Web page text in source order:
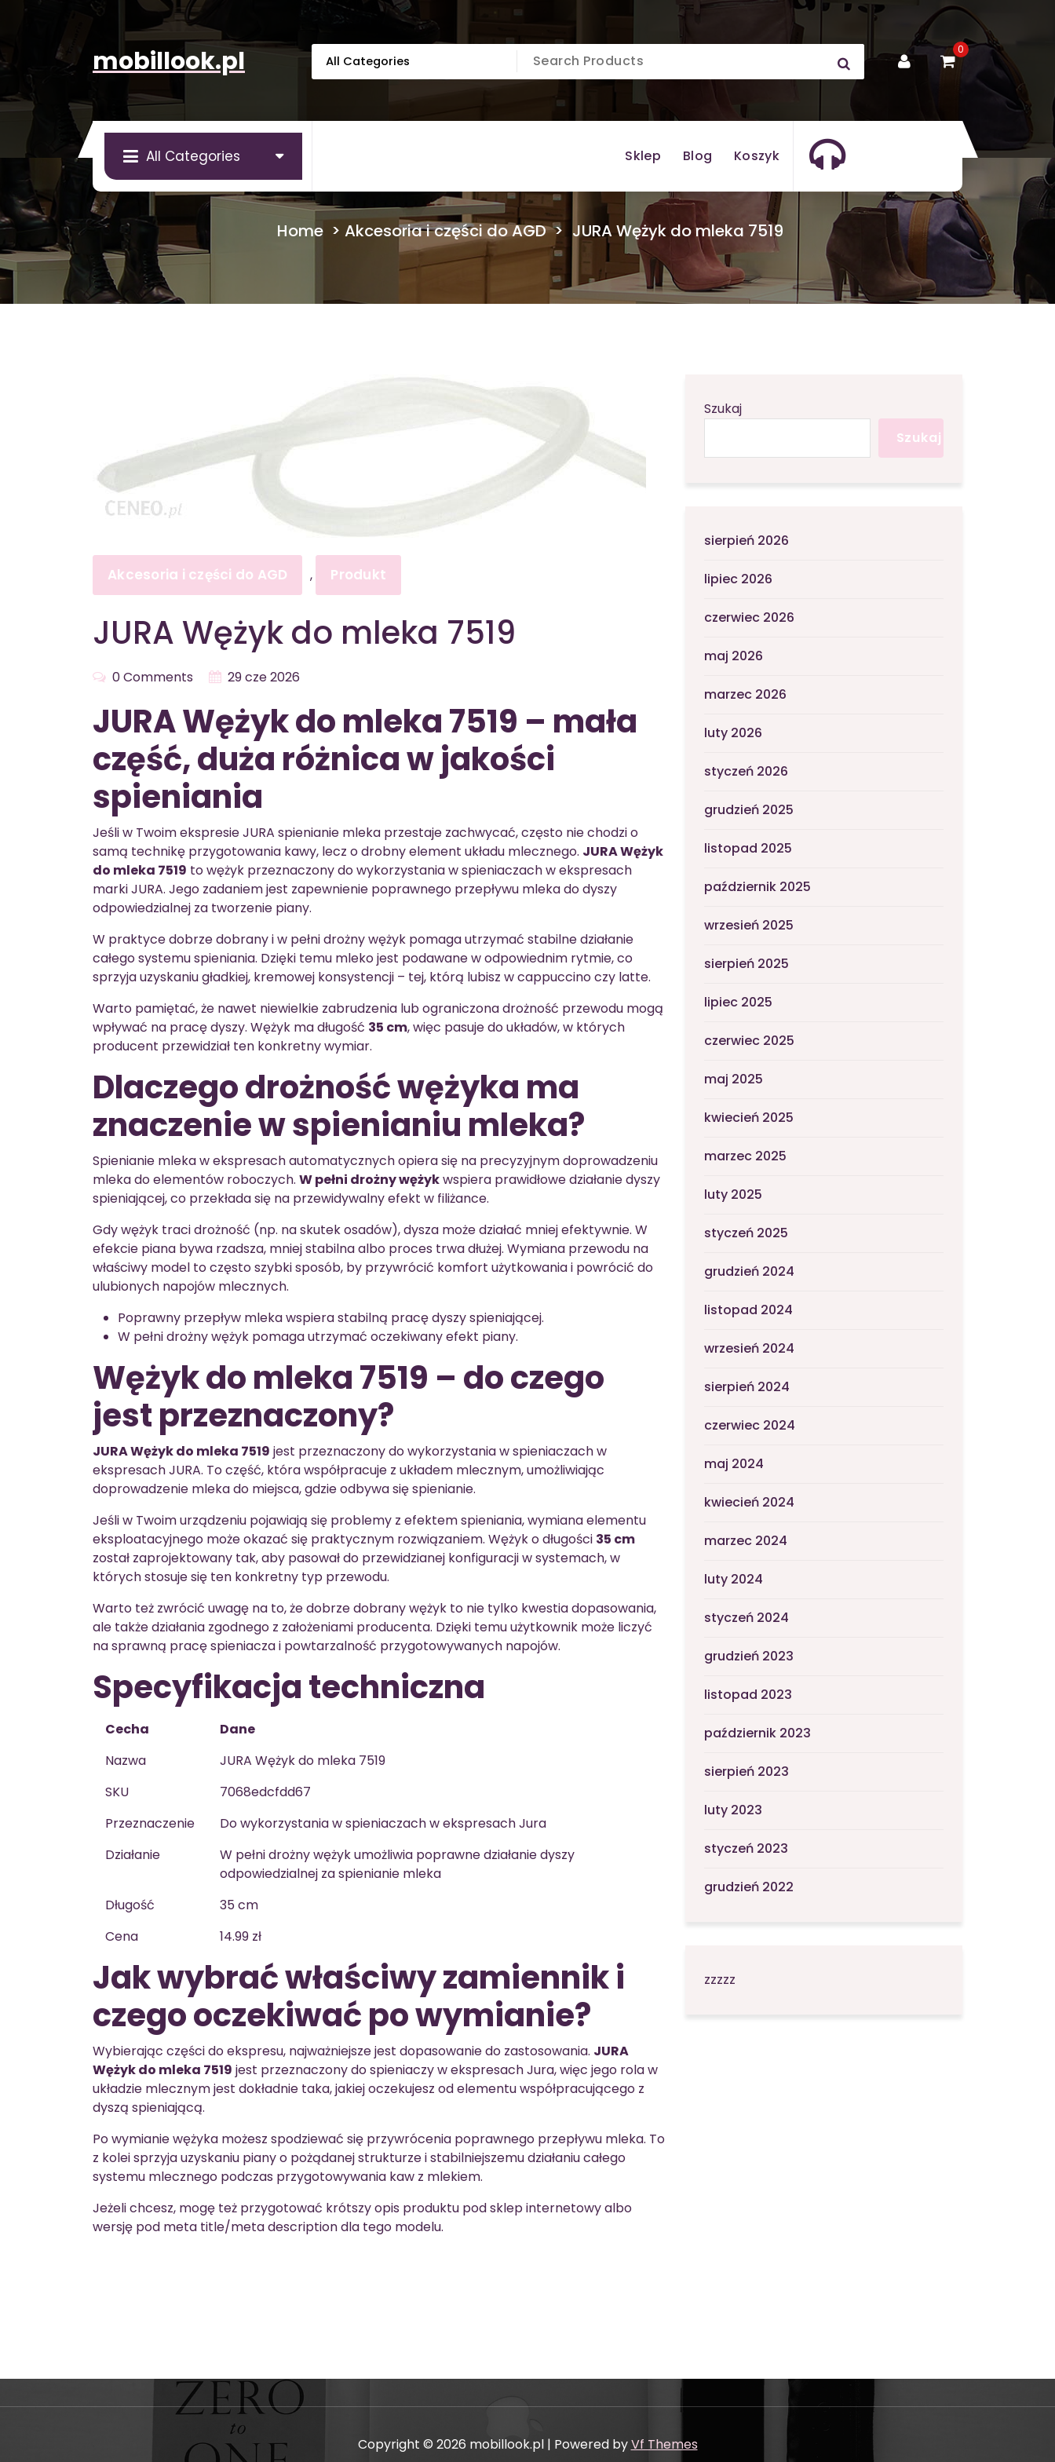
mobillook.pl 0
All Categories Sklep Blog Koszyk
Home> Akcesoria i części do AGD> JURA Wężyk do mleka 7519
Akcesoria i części do AGD , Produkt
JURA Wężyk do mleka 7519
0 Comments 29 cze 2026
JURA Wężyk do mleka 7519 – mała
część, duża różnica w jakości
spieniania
Jeśli w Twoim ekspresie JURA spienianie mleka przestaje zachwycać, często nie chodzi o
samą technikę przygotowania kawy, lecz o drobny element układu mlecznego. JURA Wężyk
do mleka 7519 to wężyk przeznaczony do wykorzystania w spieniaczach w ekspresach
marki JURA. Jego zadaniem jest zapewnienie poprawnego przepływu mleka do dyszy
odpowiedzialnej za tworzenie piany.
W praktyce dobrze dobrany i w pełni drożny wężyk pomaga utrzymać stabilne działanie
całego systemu spieniania. Dzięki temu mleko jest podawane w odpowiednim rytmie, co
sprzyja uzyskaniu gładkiej, kremowej konsystencji – tej, którą lubisz w cappuccino czy latte.
Warto pamiętać, że nawet niewielkie zabrudzenia lub ograniczona drożność przewodu mogą
wpływać na pracę dyszy. Wężyk ma długość 35 cm, więc pasuje do układów, w których
producent przewidział ten konkretny wymiar.
Dlaczego drożność wężyka ma
znaczenie w spienianiu mleka?
Spienianie mleka w ekspresach automatycznych opiera się na precyzyjnym doprowadzeniu
mleka do elementów roboczych. W pełni drożny wężykwspiera prawidłowe działanie dyszy
spieniającej, co przekłada się na przewidywalny efekt w filiżance.
Gdy wężyk traci drożność (np. na skutek osadów), dysza może działać mniej efektywnie. W
efekcie piana bywa rzadsza, mniej stabilna albo proces trwa dłużej. Wymiana przewodu na
właściwy model to często szybki sposób, by przywrócić komfort użytkowania i powrócić do
ulubionych napojów mlecznych.
Poprawny przepływ mleka wspiera stabilną pracę dyszy spieniającej.
W pełni drożny wężyk pomaga utrzymać oczekiwany efekt piany.
Wężyk do mleka 7519 – do czego
jest przeznaczony?
JURA Wężyk do mleka 7519 jest przeznaczony do wykorzystania w spieniaczach w
ekspresach JURA. To część, która współpracuje z układem mlecznym, umożliwiając
doprowadzenie mleka do miejsca, gdzie odbywa się spienianie.
Jeśli w Twoim urządzeniu pojawiają się problemy z efektem spieniania, wymiana elementu
eksploatacyjnego może okazać się praktycznym rozwiązaniem. Wężyk o długości 35 cm
został zaprojektowany tak, aby pasował do przewidzianej konfiguracji w systemach, w
których stosuje się ten konkretny typ przewodu.
Warto też zwrócić uwagę na to, że dobrze dobrany wężyk to nie tylko kwestia dopasowania,
ale także działania zgodnego z założeniami producenta. Dzięki temu użytkownik może liczyć
na sprawną pracę spieniacza i powtarzalność przygotowywanych napojów.
Specyfikacja techniczna
Cecha
Dane
Nazwa
JURA Wężyk do mleka 7519
SKU
7068edcfdd67
Przeznaczenie
Do wykorzystania w spieniaczach w ekspresach Jura
Działanie
W pełni drożny wężyk umożliwia poprawne działanie dyszy
odpowiedzialnej za spienianie mleka
Długość
35 cm
Cena
14.99 zł
Jak wybrać właściwy zamiennik i
czego oczekiwać po wymianie?
Wybierając części do ekspresu, najważniejsze jest dopasowanie do zastosowania. JURA
Wężyk do mleka 7519 jest przeznaczony do spieniaczy w ekspresach Jura, więc jego rola w
układzie mlecznym jest dokładnie taka, jakiej oczekujesz od elementu współpracującego z
dyszą spieniającą.
Po wymianie wężyka możesz spodziewać się przywrócenia poprawnego przepływu mleka. To
z kolei sprzyja uzyskaniu piany o pożądanej strukturze i stabilniejszemu działaniu całego
systemu mlecznego podczas przygotowywania kaw z mlekiem.
Jeżeli chcesz, mogę też przygotować krótszy opis produktu pod sklep internetowy albo
wersję pod meta title/meta description dla tego modelu.
Szukaj
Szukaj
sierpień 2026
lipiec 2026
czerwiec 2026
maj 2026
marzec 2026
luty 2026
styczeń 2026
grudzień 2025
listopad 2025
październik 2025
wrzesień 2025
sierpień 2025
lipiec 2025
czerwiec 2025
maj 2025
kwiecień 2025
marzec 2025
luty 2025
styczeń 2025
grudzień 2024
listopad 2024
wrzesień 2024
sierpień 2024
czerwiec 2024
maj 2024
kwiecień 2024
marzec 2024
luty 2024
styczeń 2024
grudzień 2023
listopad 2023
październik 2023
sierpień 2023
luty 2023
styczeń 2023
grudzień 2022
zzzzz
Copyright © 2026 mobillook.pl | Powered byVf Themes